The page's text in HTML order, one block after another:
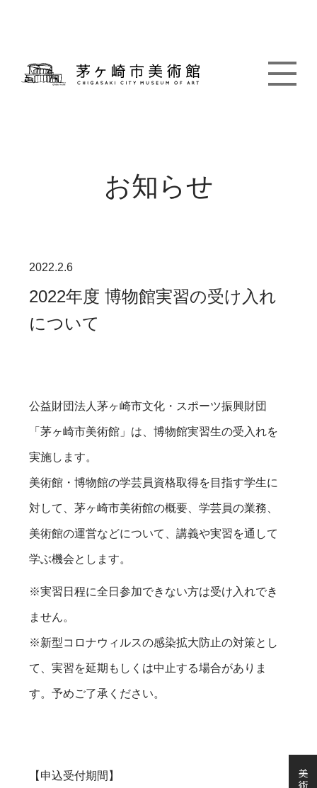
お知らせ
2022.2.6
2022年度 博物館実習の受け入れ
について
公益財団法人茅ヶ崎市文化・スポーツ振興財団
「茅ヶ崎市美術館」は、博物館実習生の受入れを
実施します。
美術館・博物館の学芸員資格取得を目指す学生に
対して、茅ヶ崎市美術館の概要、学芸員の業務、
美術館の運営などについて、講義や実習を通して
学ぶ機会とします。
※実習日程に全日参加できない方は受け入れでき
ません。
※新型コロナウィルスの感染拡大防止の対策とし
て、実習を延期もしくは中止する場合がありま
す。予めご了承ください。
【申込受付期間】